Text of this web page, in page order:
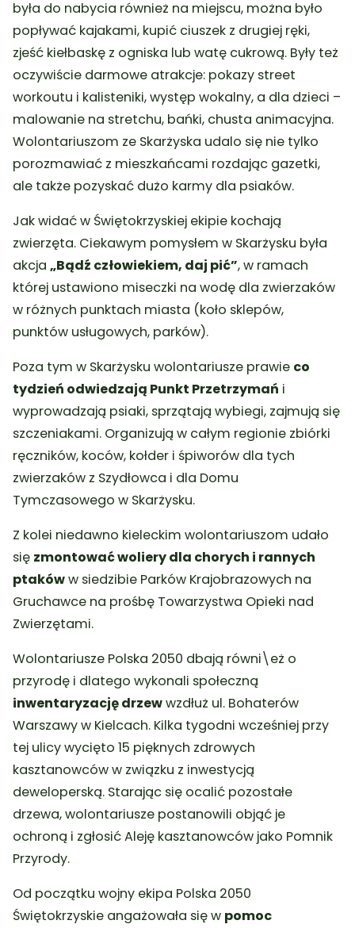
była do nabycia również na miejscu, można było
popływać kajakami, kupić ciuszek z drugiej ręki,
zjeść kiełbaskę z ogniska lub watę cukrową. Były też
oczywiście darmowe atrakcje: pokazy street
workoutu i kalisteniki, występ wokalny, a dla dzieci –
malowanie na stretchu, bańki, chusta animacyjna.
Wolontariuszom ze Skarżyska udalo się nie tylko
porozmawiać z mieszkańcami rozdając gazetki,
ale także pozyskać dużo karmy dla psiaków.
Jak widać w Świętokrzyskiej ekipie kochają
zwierzęta. Ciekawym pomysłem w Skarżysku była
akcja„Bądź człowiekiem, daj pić”, w ramach
której ustawiono miseczki na wodę dla zwierzaków
w różnych punktach miasta (koło sklepów,
punktów usługowych, parków).
Poza tym w Skarżysku wolontariusze prawie co
tydzień odwiedzają Punkt Przetrzymań i
wyprowadzają psiaki, sprzątają wybiegi, zajmują się
szczeniakami. Organizują w całym regionie zbiórki
ręczników, koców, kołder i śpiworów dla tych
zwierzaków z Szydłowca i dla Domu
Tymczasowego w Skarżysku.
Z kolei niedawno kieleckim wolontariuszom udało
się zmontować woliery dla chorych i rannych
ptakóww siedzibie Parków Krajobrazowych na
Gruchawce na prośbę Towarzystwa Opieki nad
Zwierzętami.
Wolontariusze Polska 2050 dbają równi\eż o
przyrodę i dlatego wykonali społeczną
inwentaryzację drzewwzdłuż ul. Bohaterów
Warszawy w Kielcach. Kilka tygodni wcześniej przy
tej ulicy wycięto 15 pięknych zdrowych
kasztanowców w związku z inwestycją
deweloperską. Starając się ocalić pozostałe
drzewa, wolontariusze postanowili objąć je
ochroną i zgłosić Aleję kasztanowców jako Pomnik
Przyrody.
Od początku wojny ekipa Polska 2050
Świętokrzyskie angażowała się w pomoc